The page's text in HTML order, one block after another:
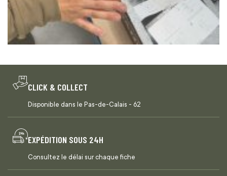
CLICK & COLLECT
Disponible dans le Pas-de-Calais - 62
EXPÉDITION SOUS 24H
Consultez le délai sur chaque fiche